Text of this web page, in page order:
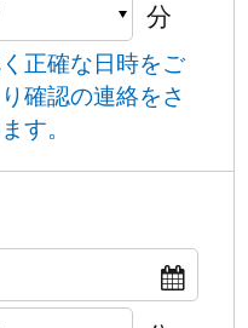
分
正確な日時をご
確認の連絡をさ
す。